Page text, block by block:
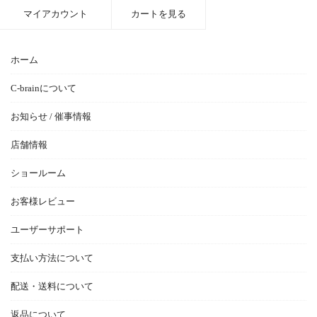
ホーム
C-brainについて
お知らせ / 催事情報
店舗情報
ショールーム
お客様レビュー
ユーザーサポート
支払い方法について
配送・送料について
返品について
マイアカウント カートを見る